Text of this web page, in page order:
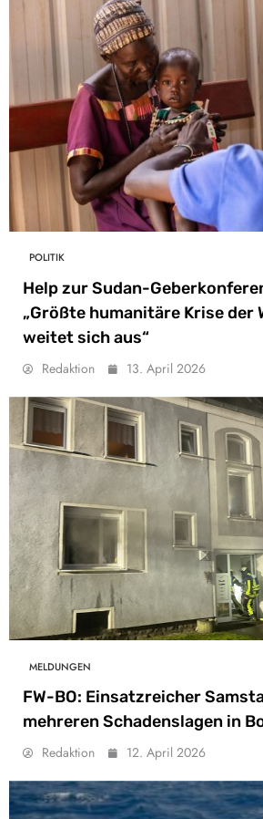
POLITIK
Help zur Sudan-
„Größte humanitäre Krise der
weitet sich aus“
Redaktion 13. April 2026
MELDUNGEN
FW-BO: Einsatzreicher
mehreren Schadenslagen in
Redaktion 12. April 2026